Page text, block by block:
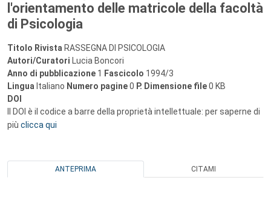
l'orientamento delle matricole della facoltà
di Psicologia
Titolo Rivista RASSEGNA DI PSICOLOGIA
Autori/Curatori Lucia Boncori
Anno di pubblicazione 1 Fascicolo 1994/3
Lingua Italiano Numero pagine0 P. Dimensione file0 KB
DOI
Il DOI è il codice a barre della proprietà intellettuale: per saperne di
più clicca qui
ANTEPRIMA CITAMI